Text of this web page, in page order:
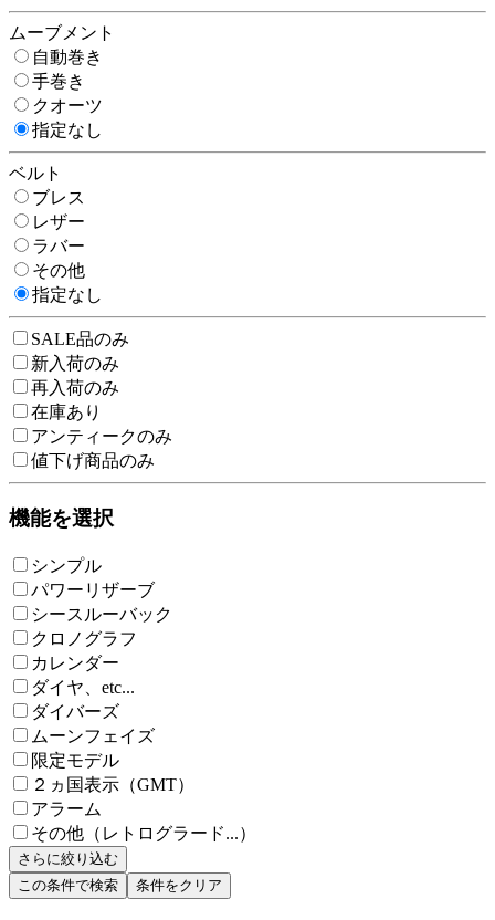
ムーブメント
自動巻き
手巻き
クオーツ
指定なし
ベルト
ブレス
レザー
ラバー
その他
指定なし
SALE品のみ
新入荷のみ
再入荷のみ
在庫あり
アンティークのみ
値下げ商品のみ
機能を選択
シンプル
パワーリザーブ
シースルーバック
クロノグラフ
カレンダー
ダイヤ、etc...
ダイバーズ
ムーンフェイズ
限定モデル
２ヵ国表示（GMT）
アラーム
その他（レトログラード...）
さらに絞り込む
この条件で検索
条件をクリア